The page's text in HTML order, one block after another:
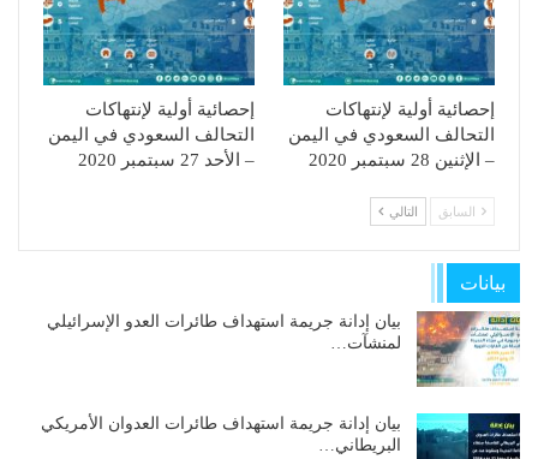
إحصائية أولية لإنتهاكات
التحالف السعودي في اليمن
– الإثنين 28 سبتمبر 2020
إحصائية أولية لإنتهاكات
التحالف السعودي في اليمن
– الأحد 27 سبتمبر 2020
السابق التالي
بيانات
بيان إدانة جريمة استهداف طائرات العدو الإسرائيلي
لمنشآت…
بيان إدانة جريمة استهداف طائرات العدوان الأمريكي
البريطاني…